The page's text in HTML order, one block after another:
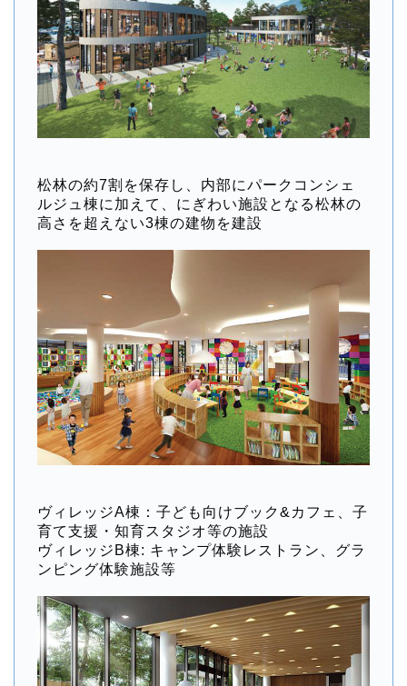
松林の約7割を保存し、内部にパークコンシェ
ルジュ棟に加えて、にぎわい施設となる松林の
高さを超えない3棟の建物を建設
ヴィレッジA棟：子ども向けブック&カフェ、子
育て支援・知育スタジオ等の施設
ヴィレッジB棟: キャンプ体験レストラン、グラ
ンピング体験施設等